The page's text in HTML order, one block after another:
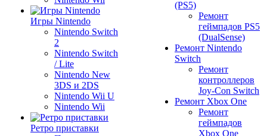
Игры Nintendo
Nintendo Switch
2
Nintendo Switch
/ Lite
Nintendo New
3DS и 2DS
Nintendo Wii U
Nintendo Wii
Ретро приставки
(PS5)
Ремонт
геймпадов PS5
(DualSense)
Ремонт Nintendo
Switch
Ремонт
контроллеров
Joy-Con Switch
Ремонт Xbox One
Ремонт
геймпадов
Xbox One